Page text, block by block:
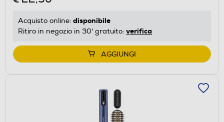
Acquisto online: disponibile
Ritiro in negozio in 30' gratuito: verifica
AGGIUNGI